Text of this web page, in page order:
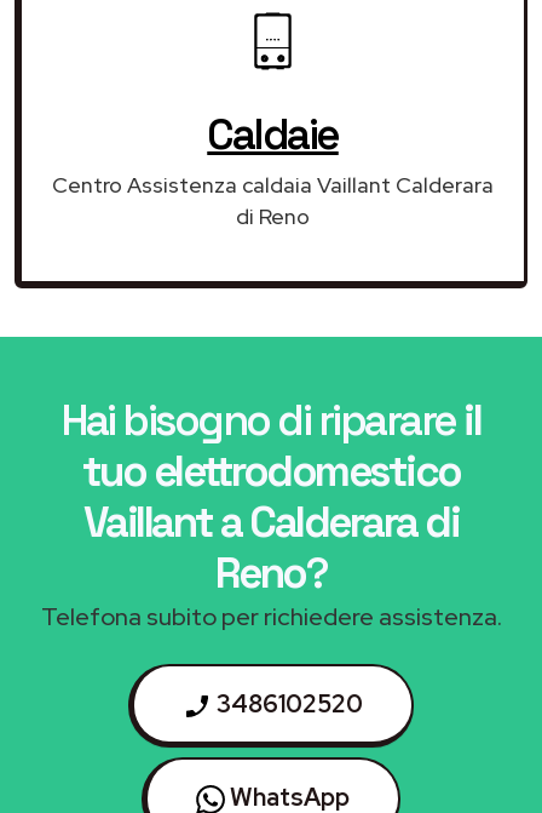
Caldaie
Centro Assistenza caldaia Vaillant Calderara
di Reno
Hai bisogno di riparareil
tuo elettrodomestico
Vaillant a Calderara di
Reno?
Telefona subito per richiedere assistenza.
3486102520
WhatsApp